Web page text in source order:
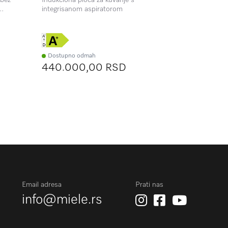
integrisanom aspiratorom
Dostupno odmah
440.000,00 RSD
Email adresa
info@miele.rs
Prati nas